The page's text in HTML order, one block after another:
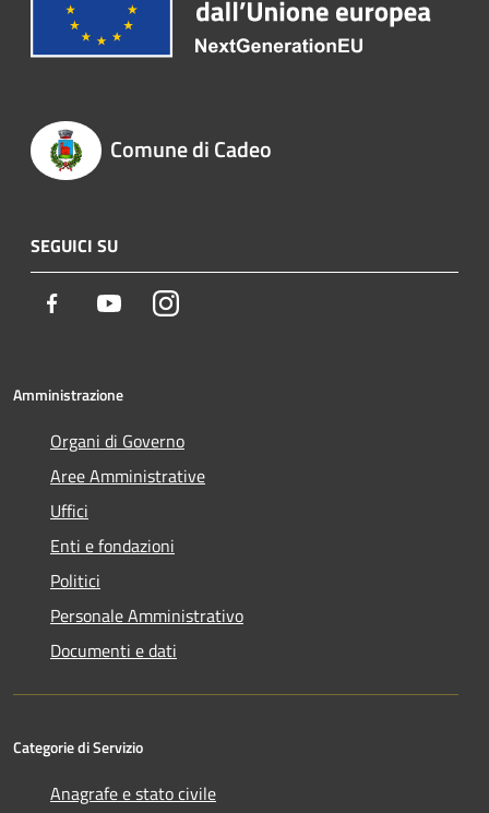
Comune di Cadeo
SEGUICI SU
Facebook YoutubeInstagram
Amministrazione
Organi di Governo
Aree Amministrative
Uffici
Enti e fondazioni
Politici
Personale Amministrativo
Documenti e dati
Categorie di Servizio
Anagrafe e stato civile